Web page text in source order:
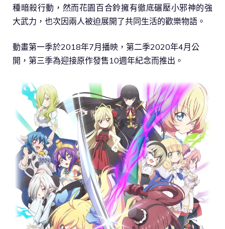
種暗殺行動，然而花園百合鈴擁有徹底碾壓小邪神的強
大武力，也次因兩人被迫展開了共同生活的歡樂物語。
動畫第一季於2018年7月播映，第二季2020年4月公
開，第三季為迎接原作發售10週年紀念而推出。